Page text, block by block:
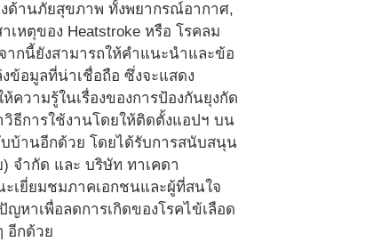
งด้านภัยสุขภาพ ทั้งพยากรณ์อากาศ,
หตุของ Heatstroke หรือ โรคลม
กนี้ยังสามารถให้คำแนะนำและข้อ
ข้อมูลที่น่าเชื่อถือ ซึ่งจะแสดง
วามรู้ในเรื่องของการป้องกันยุงกัด
ธีการใช้งานโดยให้ติดตั้งแอปฯ บน
บบ้านอีกด้วย โดยได้รับการสนับสนุน
จำกัด และ บริษัท ทาเคดา
เยี่ยมชมภาคเอกชนและผู้ที่สนใจ
หาเพื่อลดการเกิดของโรคไข้เลือด
อีกด้วย